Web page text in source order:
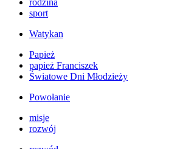
rodzina
sport
Watykan
Papież
papież Franciszek
Światowe Dni Młodzieży
Powołanie
misje
rozwój